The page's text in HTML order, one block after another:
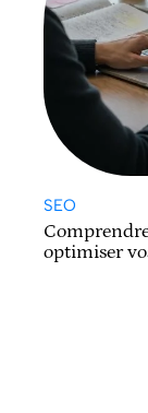
SEO
optimiser